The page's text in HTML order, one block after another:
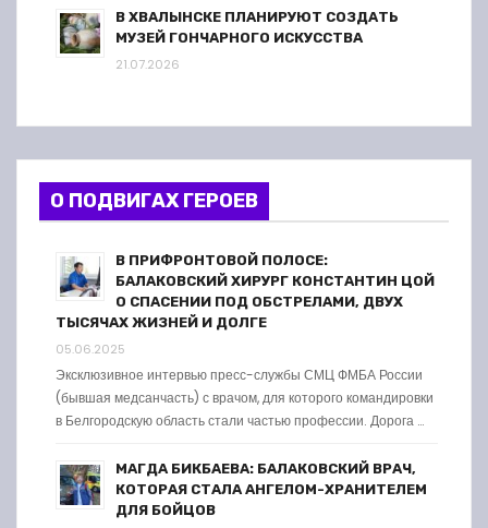
В ХВАЛЫНСКЕ ПЛАНИРУЮТ СОЗДАТЬ
МУЗЕЙ ГОНЧАРНОГО ИСКУССТВА
21.07.2026
О ПОДВИГАХ ГЕРОЕВ
В ПРИФРОНТОВОЙ ПОЛОСЕ:
БАЛАКОВСКИЙ ХИРУРГ КОНСТАНТИН ЦОЙ
О СПАСЕНИИ ПОД ОБСТРЕЛАМИ, ДВУХ
ТЫСЯЧАХ ЖИЗНЕЙ И ДОЛГЕ
05.06.2025
Эксклюзивное интервью пресс-службы СМЦ ФМБА России
(бывшая медсанчасть) с врачом, для которого командировки
в Белгородскую область стали частью профессии. Дорога …
МАГДА БИКБАЕВА: БАЛАКОВСКИЙ ВРАЧ,
КОТОРАЯ СТАЛА АНГЕЛОМ-ХРАНИТЕЛЕМ
ДЛЯ БОЙЦОВ